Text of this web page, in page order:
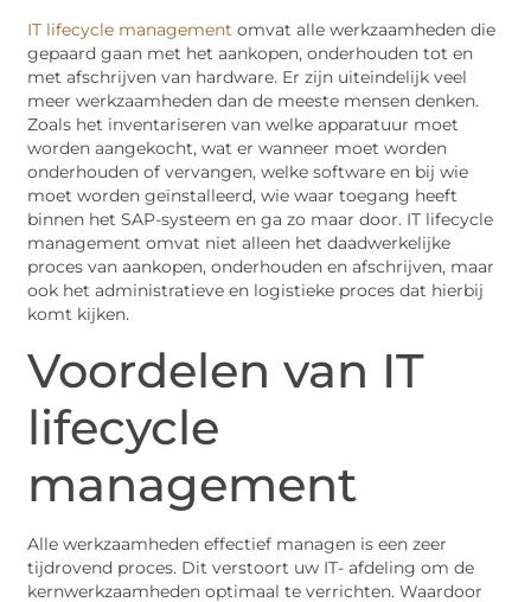
IT lifecycle management omvat alle werkzaamheden die
gepaard gaan met het aankopen, onderhouden tot en
met afschrijven van hardware. Er zijn uiteindelijk veel
meer werkzaamheden dan de meeste mensen denken.
Zoals het inventariseren van welke apparatuur moet
worden aangekocht, wat er wanneer moet worden
onderhouden of vervangen, welke software en bij wie
moet worden geïnstalleerd, wie waar toegang heeft
binnen het SAP-systeem en ga zo maar door. IT lifecycle
management omvat niet alleen het daadwerkelijke
proces van aankopen, onderhouden en afschrijven, maar
ook het administratieve en logistieke proces dat hierbij
komt kijken.
Voordelen van IT
lifecycle
management
Alle werkzaamheden effectief managen is een zeer
tijdrovend proces. Dit verstoort uw IT- afdeling om de
kernwerkzaamheden optimaal te verrichten. Waardoor